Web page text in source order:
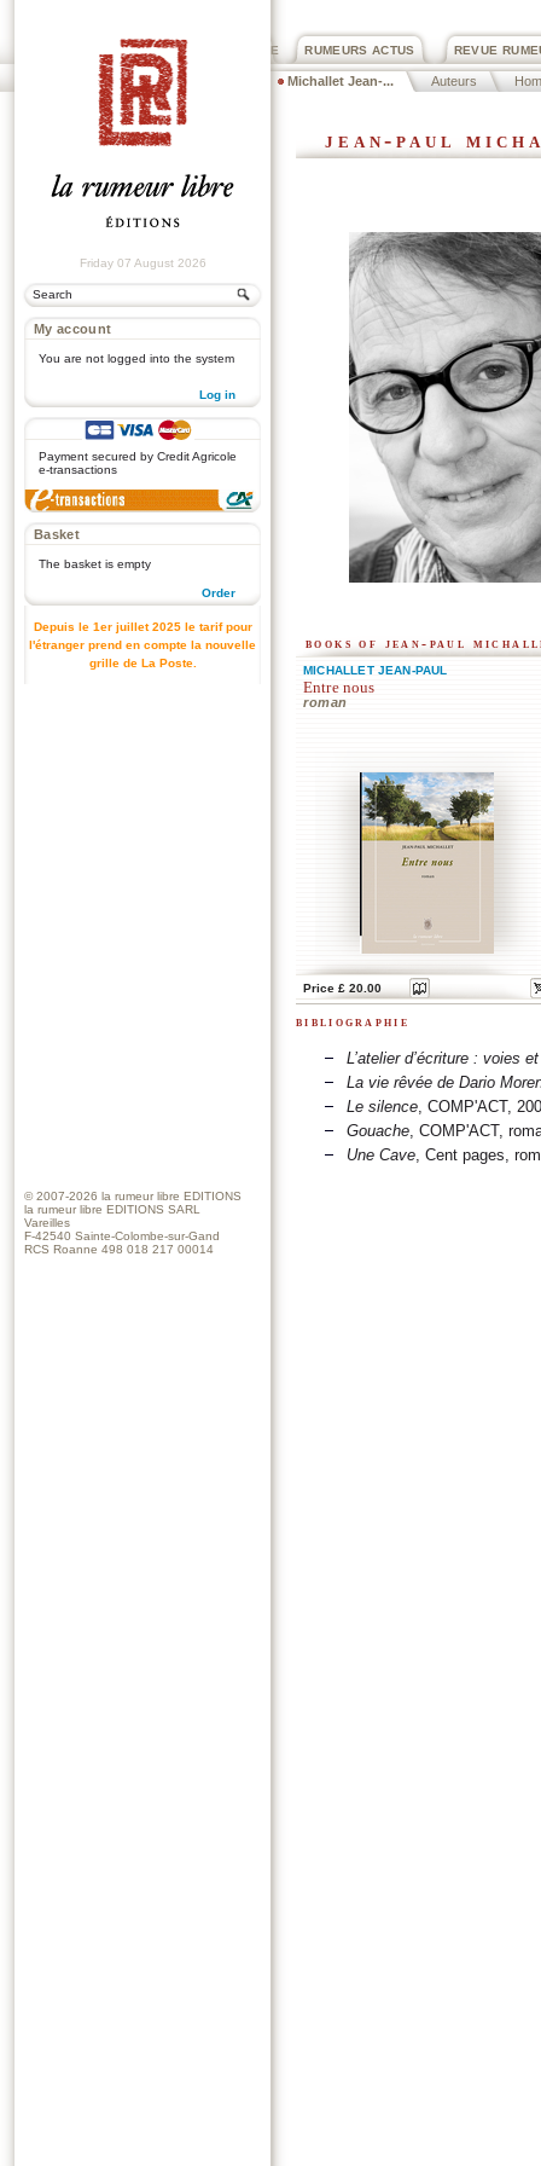
REVUE
RUMEURS ACTUS
PRIX ROGER DEXTRE
Michallet Jean-... Auteurs
Friday 07 August 2026
My account
You are not logged into the system
Log in
Payment secured by Credit Agricole
e-transactions
Basket
The basket is empty
Order
Depuis le 1er juillet 2025 le tarif pour
l'étranger prend en compte la nouvelle
grille de La Poste.
jean-paul
books of jean-paul
MICHALLET JEAN-PAUL
Entre nous
roman
Price £ 20.00
bibliographie
L’atelier d’écriture : voies
La vie rêvée de Dario
Le silence , COMP'ACT,
Gouache , COMP'ACT,
Une Cave , Cent pages,
© 2007-2026 la rumeur libre EDITIONS
la rumeur libre EDITIONS SARL
Vareilles
F-42540 Sainte-Colombe-sur-Gand
RCS Roanne 498 018 217 00014